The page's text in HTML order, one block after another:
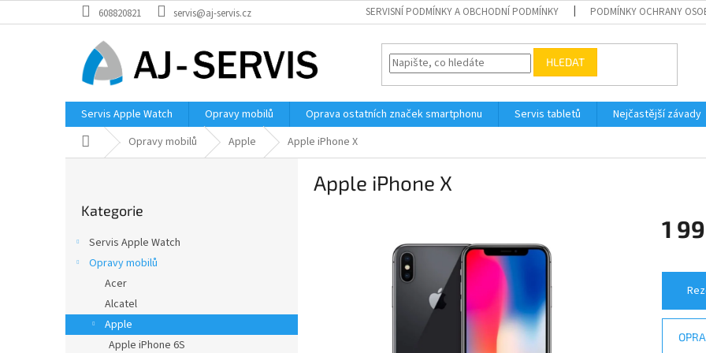
na
608820821 servis@aj-servis.cz SERVISNÍ PODMÍNKY A OBCHODNÍ PODMÍNKY PODMÍNKY OCHRANY
HLEDAT
Servis Apple Watch Opravy mobilů Oprava ostatních značek smartphonu Servis tabletů Nejčastější závady
Domů Opravy mobilů Apple Apple iPhone X
a
kategorie
Kategorie
Servis Apple Watch
Opravy mobilů
Acer
Alcatel
Apple
Apple iPhone 6S
Apple iPhone X
1
cena: